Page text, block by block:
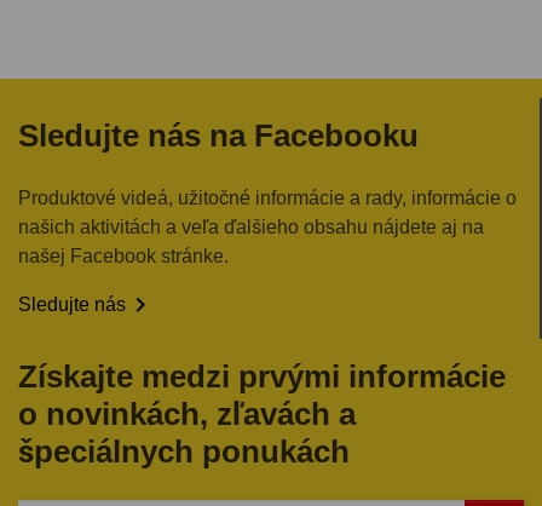
Sledujte nás na Facebooku
Produktové videá, užitočné informácie a rady, informácie o
našich aktivitách a veľa ďalšieho obsahu nájdete aj na
našej Facebook stránke.
Sledujte nás 
Získajte medzi prvými informácie
o novinkách, zľavách a
špeciálnych ponukách